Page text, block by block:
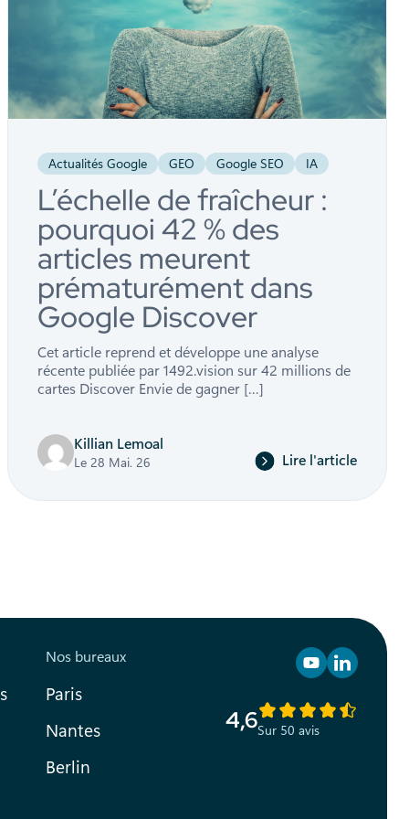
Actualités Google GEO Google SEO IA
L’échelle de fraîcheur :
pourquoi 42 % des
articles meurent
prématurément dans
Google Discover
Cet article reprend et développe une analyse
récente publiée par 1492.vision sur 42 millions de
cartes Discover Envie de gagner […]
Killian Lemoal
Le 28 Mai. 26 Lire l'article
Nos bureaux
Paris
Nantes
Berlin
Retrouvez
4,6Sur 50 avis